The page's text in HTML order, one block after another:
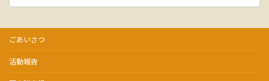
ごあいさつ
活動報告